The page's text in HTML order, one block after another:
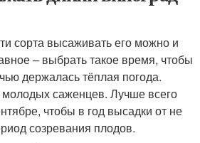
сорта высаживать его можно и
– выбрать такое время, чтобы
держалась тёплая погода.
молодых саженцев. Лучше всего
чтобы в год высадки от не
созревания плодов.